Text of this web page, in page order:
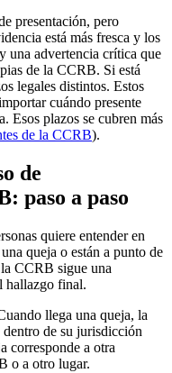
presentación, pero
está más fresca y los
una advertencia crítica que
de la CCRB. Si está
legales distintos. Estos
cuándo presente
Esos plazos se cubren más
de la CCRB).
de
paso a paso
quiere entender en
queja o están a punto de
CCRB sigue una
hallazgo final.
llega una queja, la
de su jurisdicción
corresponde a otra
o a otro lugar.